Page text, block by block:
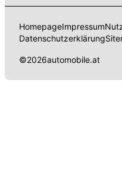
HomepageImpressum
Datenschutzerklärung
©2026automobile.at